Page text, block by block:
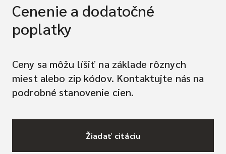
Cenenie a dodatočné
poplatky
Ceny sa môžu líšiť na základe rôznych
miest alebo zip kódov. Kontaktujte nás na
podrobné stanovenie cien.
Žiadať citáciu